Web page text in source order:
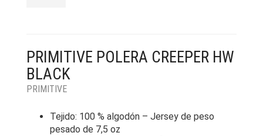
PRIMITIVE POLERA CREEPER HW
BLACK
PRIMITIVE
Tejido: 100 % algodón – Jersey de peso
pesado de 7,5 oz